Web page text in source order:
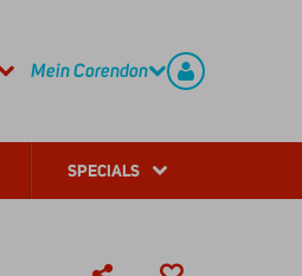
Mein Corendon
SPECIALS